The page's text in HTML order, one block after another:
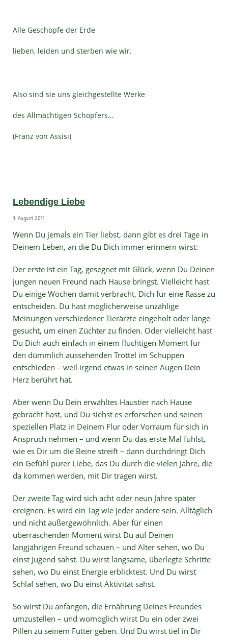
Alle Geschöpfe der Erde
lieben, leiden und sterben wie wir.
Also sind sie uns gleichgestellte Werke
des Allmächtigen Schöpfers…
(Franz von Assisi)
Lebendige Liebe
1. August 2011
Wenn Du jemals ein Tier liebst, dann gibt es drei Tage in
Deinem Leben, an die Du Dich immer erinnern wirst:
Der erste ist ein Tag, gesegnet mit Glück, wenn Du Deinen
jungen neuen Freund nach Hause bringst. Vielleicht hast
Du einige Wochen damit verbracht, Dich für eine Rasse zu
entscheiden. Du hast möglicherweise unzählige
Meinungen verschiedener Tierärzte eingeholt oder lange
gesucht, um einen Züchter zu finden. Oder vielleicht hast
Du Dich auch einfach in einem flüchtigen Moment für
den dümmlich aussehenden Trottel im Schuppen
entschieden – weil irgend etwas in seinen Augen Dein
Herz berührt hat.
Aber wenn Du Dein erwähltes Haustier nach Hause
gebracht hast, und Du siehst es erforschen und seinen
speziellen Platz in Deinem Flur oder Vorraum für sich in
Anspruch nehmen – und wenn Du das erste Mal fühlst,
wie es Dir um die Beine streift – dann durchdringt Dich
ein Gefühl purer Liebe, das Du durch die vielen Jahre, die
da kommen werden, mit Dir tragen wirst.
Der zweite Tag wird sich acht oder neun Jahre später
ereignen. Es wird ein Tag wie jeder andere sein. Alltäglich
und nicht außergewöhnlich. Aber für einen
überraschenden Moment wirst Du auf Deinen
langjährigen Freund schauen – und Alter sehen, wo Du
einst Jugend sahst. Du wirst langsame, überlegte Schritte
sehen, wo Du einst Energie erblicktest. Und Du wirst
Schlaf sehen, wo Du einst Aktivität sahst.
So wirst Du anfangen, die Ernährung Deines Freundes
umzustellen – und womöglich wirst Du ein oder zwei
Pillen zu seinem Futter geben. Und Du wirst tief in Dir